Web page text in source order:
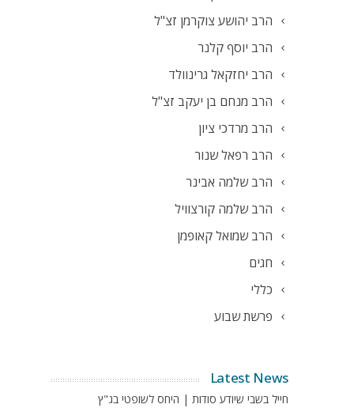
הרב יהושע צוקרמן זצ"ל
הרב יוסף קלנר
הרב יחזקאל גרינוולד
הרב מנחם בן יעקב זצ"ל
הרב מרדכי ציון
הרב רפאל שנור
הרב שלמה אבינר
הרב שלמה קורצוויל
הרב שמואל קאופמן
חגים
כללי
פרשת שבוע
Latest News
חייל בשבי שיודע סודות | היחס לשופטי בג"ץ